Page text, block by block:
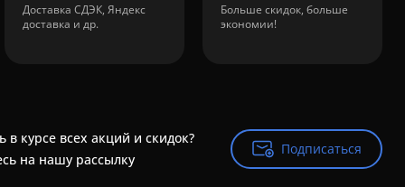
Доставка СДЭК, Яндекс
доставка и др.
Больше скидок, больше
экономии!
в курсе всех акций и скидок?
на нашу рассылку
Подписаться
Подписаться